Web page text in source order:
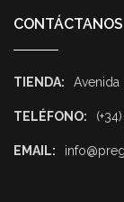
CONTÁCTANOS
TIENDA: Avenida
TELÉFONO:
EMAIL: